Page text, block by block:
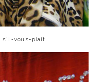
s’il-vous-plaît.